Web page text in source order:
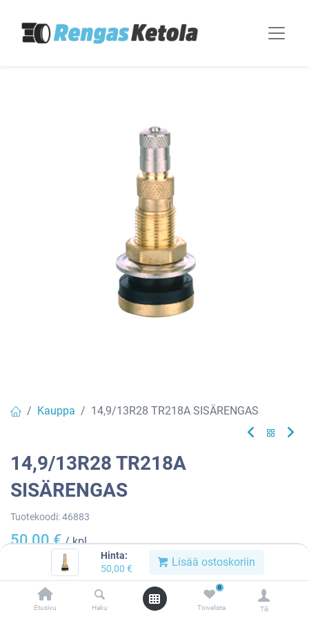
Hinta:
50,00 € Lisää ostoskoriin
Etusivu Haku
0
Toivelista Tili
Kauppa 14,9/13R28 TR218A SISÄRENGAS
14,9/13R28 TR218A
SISÄRENGAS
Tuotekoodi:46883
50,00€ / kpl
Heti
saatavilla: